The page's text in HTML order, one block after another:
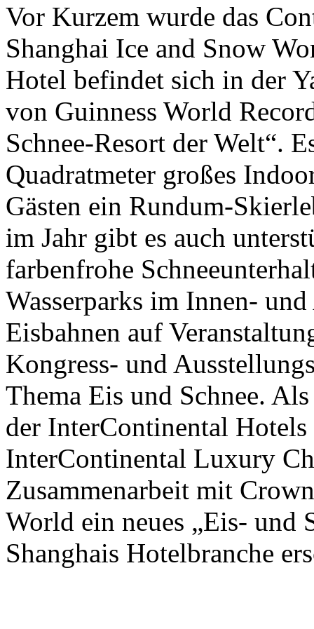
Vor Kurzem wurde das
Shanghai Ice and Snow
Hotel befindet sich in der
von Guinness World
Schnee-Resort der Welt“.
Quadratmeter großes
Gästen ein Rundum-
im Jahr gibt es auch
farbenfrohe
Wasserparks im Innen-
Eisbahnen auf
Kongress- und
Thema Eis und Schnee.
der InterContinental
InterContinental Luxury
Zusammenarbeit mit
World ein neues „Eis- und
Shanghais Hotelbranche